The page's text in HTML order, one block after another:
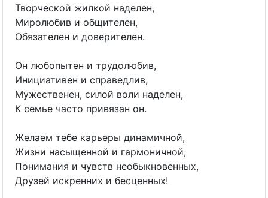
Творческой жилкой наделен,
Миролюбив и общителен,
Обязателен и доверителен.
Он любопытен и трудолюбив,
Инициативен и справедлив,
Мужественен, силой воли наделен,
К семье часто привязан он.
Желаем тебе карьеры динамичной,
Жизни насыщенной и гармоничной,
Понимания и чувств необыкновенных,
Друзей искренних и бесценных!